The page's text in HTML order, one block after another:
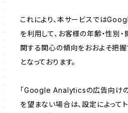
これにより、本サービスでは
を利用して、お客様の年齢・性別
関する関心の傾向をおおよそ把
となっております。
「Google Analyticsの広告向けの
を望まない場合は、設定によって